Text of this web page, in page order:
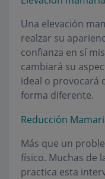
Una elevación
realzar su
confianza en sí
cambiará su
ideal o provocará
forma diferente.
Reducción
Más que un
físico. Muchas de
practica esta